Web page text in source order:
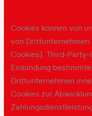
Cookies können von
von Drittunternehmen
Cookies). Third-
Einbindung
Drittunternehmen
Cookies zur